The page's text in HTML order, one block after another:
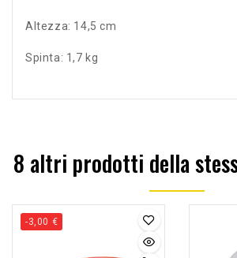
Altezza: 14,5 cm
Spinta: 1,7 kg
8 altri prodotti della
-3,00 €